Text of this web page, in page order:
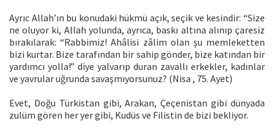
Ayrıc Allah’ın bu konudaki hükmü açık, seçik ve kesindir: “Size
ne oluyor ki, Allah yolunda, ayrıca, baskı altına alınıp çaresiz
bırakılarak: “Rabbimiz! Ahâlisi zâlim olan şu memleketten
bizi kurtar. Bize tarafından bir sahip gönder, bize katından bir
yardımcı yolla!” diye yalvarıp duran zavallı erkekler, kadınlar
ve yavrular uğrunda savaşmıyorsunuz? (Nisa , 75. Ayet)
Evet, Doğu Türkistan gibi, Arakan, Çeçenistan gibi dünyada
zulüm gören her yer gibi, Kudüs ve Filistin de bizi bekliyor.